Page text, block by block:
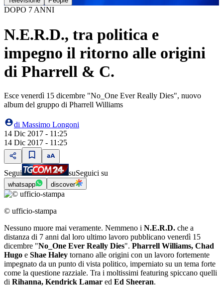
DOPO 7 ANNI
N.E.R.D., tra politica e
impegno il ritorno alle origini
di Pharrell & C.
Esce venerdì 15 dicembre "No_One Ever Really Dies", nuovo
album del gruppo di Pharrell Williams
di Massimo Longoni
14 Dic 2017 - 11:25
14 Dic 2017 - 11:25
Segui suSeguici su
whatsapp discover
© ufficio-stampa
Nessuno muore mai veramente. Nemmeno i N.E.R.D. che a
distanza di 7 anni dal loro ultimo lavoro pubblicano venerdì 15
dicembre "No_One Ever Really Dies". Pharrell Williams, Chad
Hugo e Shae Haley tornano alle origini con un lavoro fortemente
impegnato da un punto di vista politico, imperniato su un tema forte
come la questione razziale. Tra i moltissimi featuring spiccano quelli
di Rihanna, Kendrick Lamar ed Ed Sheeran.